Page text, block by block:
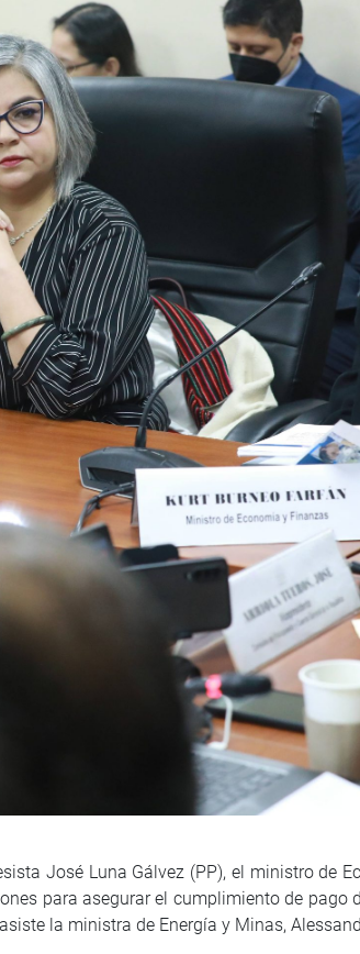
José Luna Gálvez (PP), el ministro de
para asegurar el cumplimiento de pago
la ministra de Energía y Minas,